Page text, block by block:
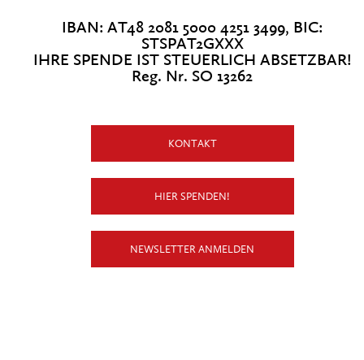
IBAN: AT48 2081 5000 4251 3499, BIC:
STSPAT2GXXX
IHRE SPENDE IST STEUERLICH ABSETZBAR!
Reg. Nr. SO 13262
KONTAKT
HIER SPENDEN!
NEWSLETTER ANMELDEN